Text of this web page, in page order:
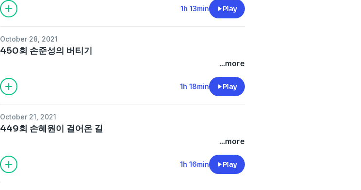
1h 13min Play
October 28, 2021
450회 손준성의 버티기
...more
1h 18min Play
October 21, 2021
449회 손혜원이 걸어온 길
...more
1h 16min Play